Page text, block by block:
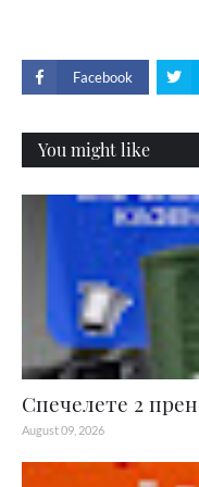
Facebook
You might like
Спечелете 2
August 09, 2026